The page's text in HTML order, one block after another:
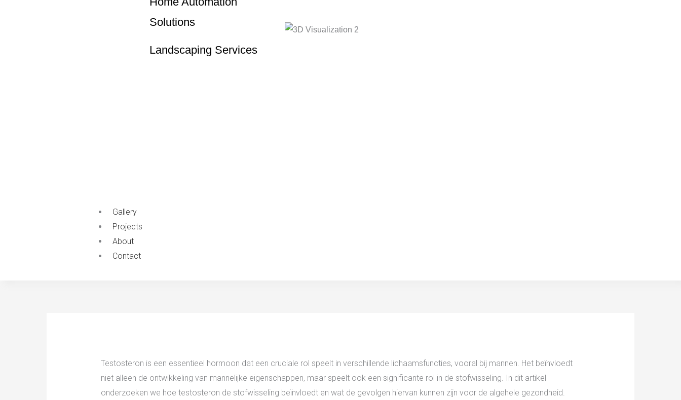
Solutions
Landscaping Services
Gallery
Projects
About
Contact
Testosteron is een essentieel hormoon dat een cruciale rol speelt in verschillende lichaamsfuncties, vooral bij mannen. Het beïnvloedt
niet alleen de ontwikkeling van mannelijke eigenschappen, maar speelt ook een significante rol in de stofwisseling. In dit artikel
onderzoeken we hoe testosteron de stofwisseling beïnvloedt en wat de gevolgen hiervan kunnen zijn voor de algehele gezondheid.